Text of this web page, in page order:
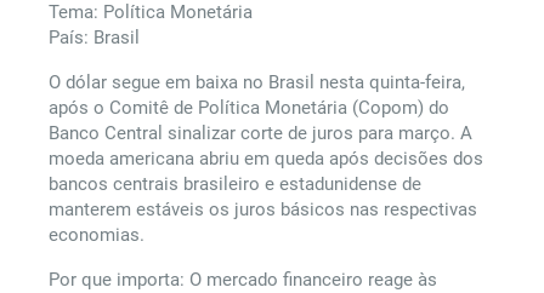
Tema: Política Monetária
País: Brasil
O dólar segue em baixa no Brasil nesta quinta-feira,
após o Comitê de Política Monetária (Copom) do
Banco Central sinalizar corte de juros para março. A
moeda americana abriu em queda após decisões dos
bancos centrais brasileiro e estadunidense de
manterem estáveis os juros básicos nas respectivas
economias.
Por que importa: O mercado financeiro reage às